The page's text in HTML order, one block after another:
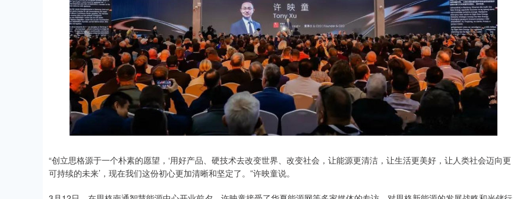
“创立思格源于一个朴素的愿望，‘用好产品、硬技术去改变世界、改变社会，让能源更清洁，让生活更美好，让人类社会迈向更
可持续的未来’，现在我们这份初心更加清晰和坚定了。”许映童说。